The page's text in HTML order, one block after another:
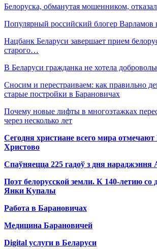
Белоруска, обманутая мошенником,
Популярный российский блогер Варламов
Нацбанк Беларуси завершает прием
старого…
В Беларуси гражданка не хотела
Сносим и перестраиваем: как правильно
старые постройки в Барановичах
Почему новые лифты в многоэтажках
через несколько лет
Сегодня христиане всего мира отмечают
Христово
Спаўняецца 225 гадоў з дня нараджэння
Поэт белорусской земли. К 140-летию со
Янки Купалы
Работа в Барановичах
Медицина Барановичей
Digital услуги в Беларуси